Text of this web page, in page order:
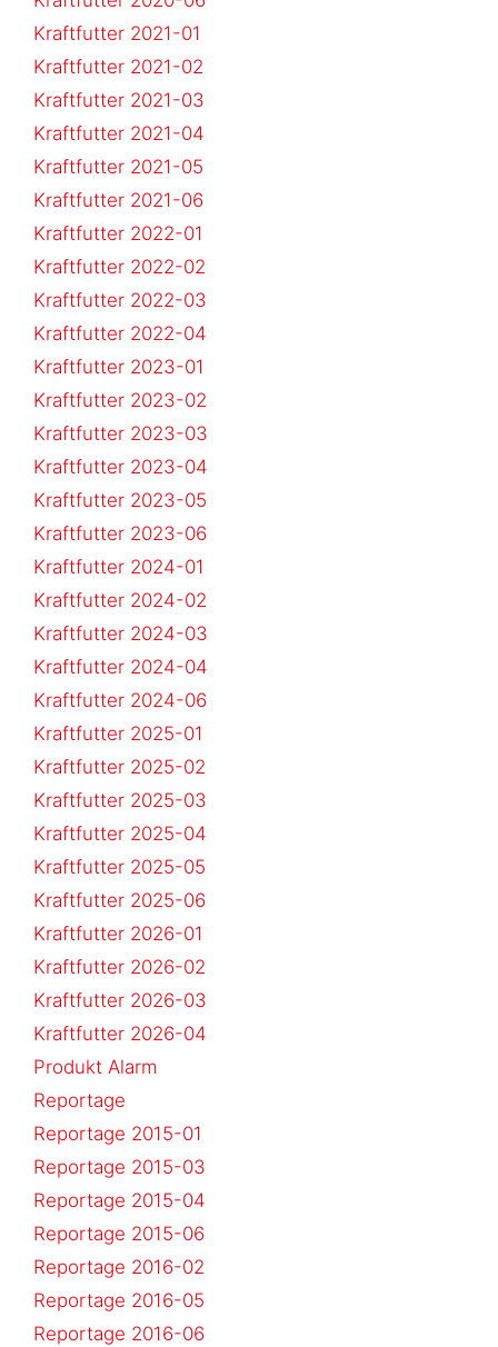
Kraftfutter 2021-01
Kraftfutter 2021-02
Kraftfutter 2021-03
Kraftfutter 2021-04
Kraftfutter 2021-05
Kraftfutter 2021-06
Kraftfutter 2022-01
Kraftfutter 2022-02
Kraftfutter 2022-03
Kraftfutter 2022-04
Kraftfutter 2023-01
Kraftfutter 2023-02
Kraftfutter 2023-03
Kraftfutter 2023-04
Kraftfutter 2023-05
Kraftfutter 2023-06
Kraftfutter 2024-01
Kraftfutter 2024-02
Kraftfutter 2024-03
Kraftfutter 2024-04
Kraftfutter 2024-06
Kraftfutter 2025-01
Kraftfutter 2025-02
Kraftfutter 2025-03
Kraftfutter 2025-04
Kraftfutter 2025-05
Kraftfutter 2025-06
Kraftfutter 2026-01
Kraftfutter 2026-02
Kraftfutter 2026-03
Kraftfutter 2026-04
Produkt Alarm
Reportage
Reportage 2015-01
Reportage 2015-03
Reportage 2015-04
Reportage 2015-06
Reportage 2016-02
Reportage 2016-05
Reportage 2016-06